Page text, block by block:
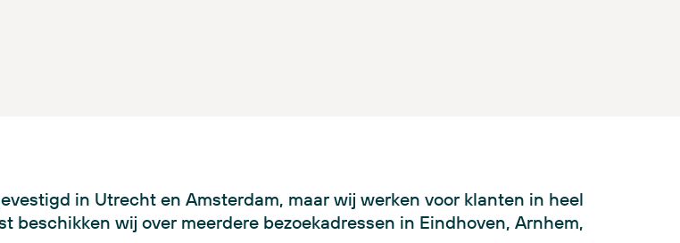
in Utrecht en Amsterdam, maar wij werken voor klanten in heel
beschikken wij over meerdere bezoekadressen in Eindhoven, Arnhem,